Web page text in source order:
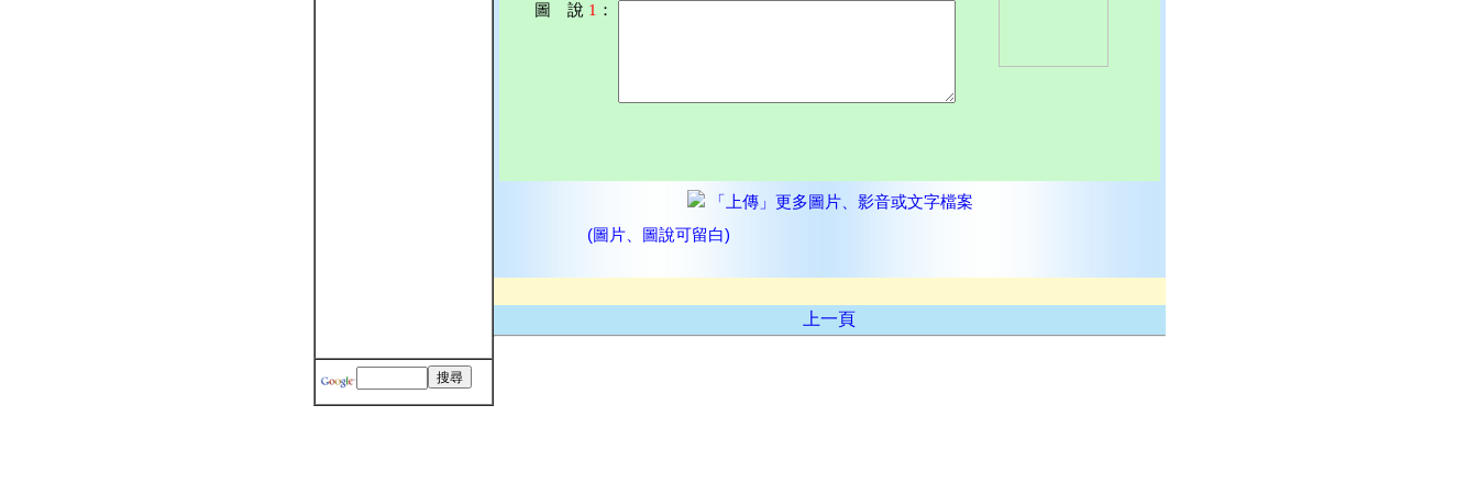
圖 說 1 ：
「上傳」更多圖片、影音或文字檔案
(圖片、圖說可留白)
上一頁